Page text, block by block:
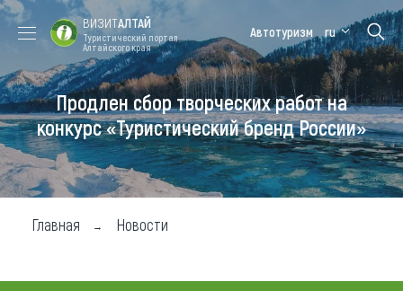
Форум VISIT
ALTAI
Цветение
маральника
Медицинский
форум
Алтайская
зимовка
Туры
Где побывать
Чем заняться
Где остановиться
ВИЗИТАЛТАЙ
Туристический портал
Алтайского края
Автотуризм ru
Продлен сбор творческих работ на
конкурс «Туристический бренд России»
Главная Новости